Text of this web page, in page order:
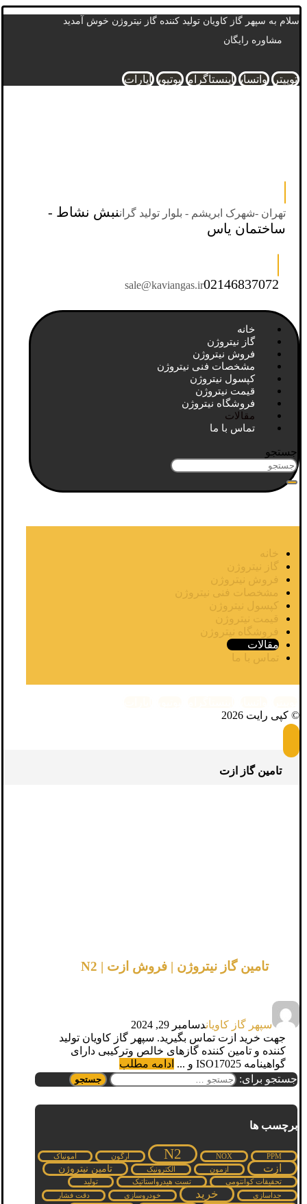
سلام به سپهر گاز کاویان تولید کننده گاز نیتروژن خوش آمدید
مشاوره رایگان
توییتر واتساپ اینستاگرام یوتیوب آپارات
تهران -شهرک ابریشم - بلوار تولید گراننبش نشاط -
ساختمان یاس
sale@kaviangas.ir02146837072
خانه
گاز نیتروژن
فروش نیتروژن
مشخصات فنی نیتروژن
کپسول نیتروژن
قیمت نیتروژن
فروشگاه نیتروژن
مقالات
تماس با ما
جستجو
خانه
گاز نیتروژن
فروش نیتروژن
مشخصات فنی نیتروژن
کپسول نیتروژن
قیمت نیتروژن
فروشگاه نیتروژن
مقالات
تماس با ما
© کپی رایت 2026
تامین گاز ازت
تامین گاز نیتروژن | فروش ازت | N2
سپهر گاز کاویاندسامبر 29, 2024
جهت خرید ازت تماس بگیرید. سپهر گاز کاویان تولید
کننده و تامین کننده گازهای خالص وترکیبی دارای
گواهینامه ISO17025 و ...
ادامه مطلب
جستجو برای:
برچسب ها
N2 NOX PPM آرگون آمونیاک
ازت ازمون الکترونیک تامین نیتروژن
تحقیقات کوانتومی تست هیدرواستاتیک
تولید
جداسازی
خرید خودروسازی
دقت فشار